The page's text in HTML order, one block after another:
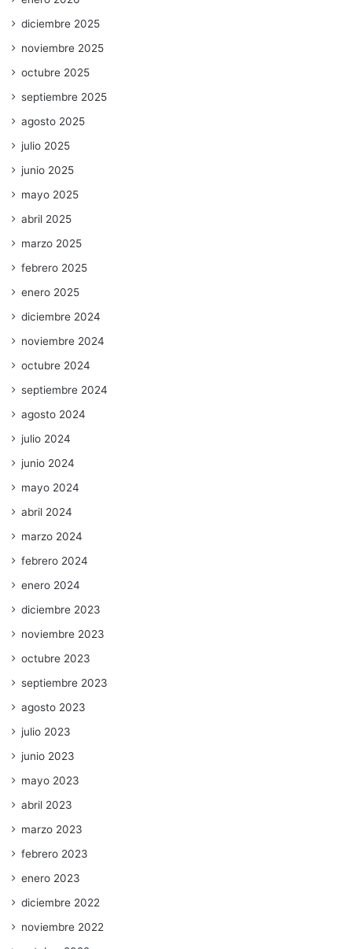
diciembre 2025
noviembre 2025
octubre 2025
septiembre 2025
agosto 2025
julio 2025
junio 2025
mayo 2025
abril 2025
marzo 2025
febrero 2025
enero 2025
diciembre 2024
noviembre 2024
octubre 2024
septiembre 2024
agosto 2024
julio 2024
junio 2024
mayo 2024
abril 2024
marzo 2024
febrero 2024
enero 2024
diciembre 2023
noviembre 2023
octubre 2023
septiembre 2023
agosto 2023
julio 2023
junio 2023
mayo 2023
abril 2023
marzo 2023
febrero 2023
enero 2023
diciembre 2022
noviembre 2022